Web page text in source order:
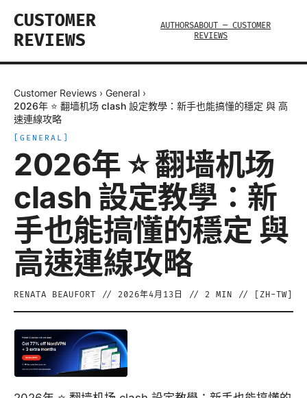
CUSTOMER
REVIEWS
AUTHORSABOUT — CUSTOMER
REVIEWS
Customer Reviews › General ›
2026年 ⭐ 翻墙机场 clash 設定教學：新手也能搞懂的穩定 與 高
速連線攻略
GENERAL
2026年 ⭐ 翻墙机场
clash 設定教學：新
手也能搞懂的穩定 與
高速連線攻略
RENATA BEAUFORT // 2026年4月13日 // 2 MIN // [ ZH-TW